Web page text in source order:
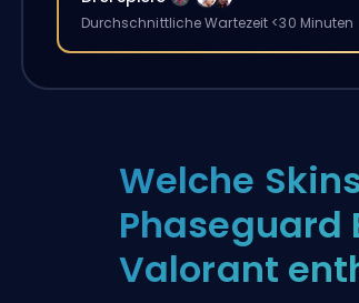
Durchschnittliche Wartezeit <30 Minuten
Welche
Phaseguard
Valorant